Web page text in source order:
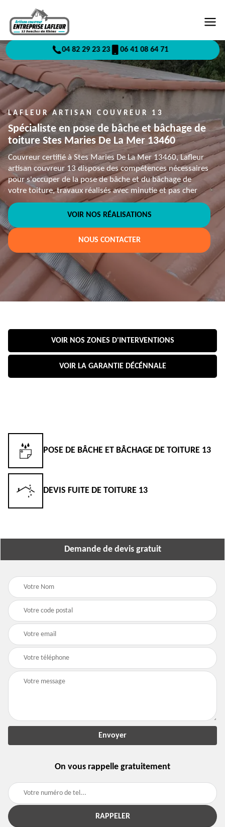
04 82 29 23 23 06 41 08 64 71
LAFLEUR ARTISAN COUVREUR 13
Spécialiste en pose de bâche et bâchage de
toiture Stes Maries De La Mer 13460
Couvreur certifié à Stes Maries De La Mer 13460, Lafleur
artisan couvreur 13 dispose des compétences nécessaires
pour s'occuper de la pose de bâche et du bâchage de
votre toiture, travaux réalisés avec minutie et pas cher
VOIR NOS RÉALISATIONS
NOUS CONTACTER
VOIR NOS ZONES D'INTERVENTIONS
VOIR LA GARANTIE DÉCÉNNALE
POSE DE BÂCHE ET BÂCHAGE DE TOITURE 13
DEVIS FUITE DE TOITURE 13
Demande de devis gratuit
On vous rappelle gratuitement